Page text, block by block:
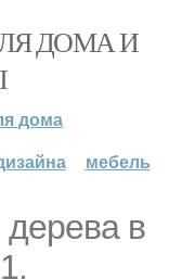
ДОМА И
дома
мебель
в